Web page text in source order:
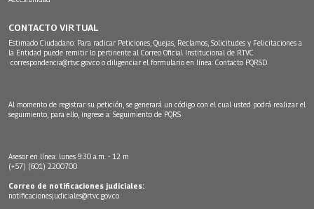
CONTACTO VIRTUAL
Estimado Ciudadano: Para radicar Peticiones, Quejas, Reclamos, Solicitudes y Felicitaciones a
la Entidad puede remitir lo pertinente al Correo Oficial Institucional de RTVC
correspondencia@rtvc.gov.co o diligenciar el formulario en línea: Contacto PQRSD.
Al momento de registrar su petición, se generará un código con el cual usted podrá realizar el
seguimiento, para ello, ingrese a: Seguimiento de PQRS
Asesor en línea: lunes 9:30 a.m. - 12 m
(+57) (601) 2200700
Correo de notificaciones judiciales:
notificacionesjudiciales@rtvc.gov.co